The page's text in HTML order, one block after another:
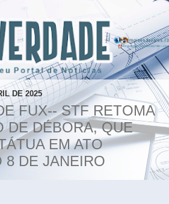
DE 2025
FUX-- STF RETOMA
DE DÉBORA, QUE
EM ATO
8 DE JANEIRO